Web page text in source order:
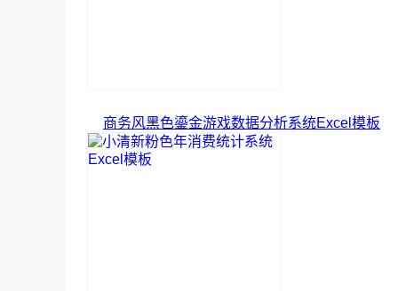
商务风黑色鎏金游戏数据分析系统Excel模板